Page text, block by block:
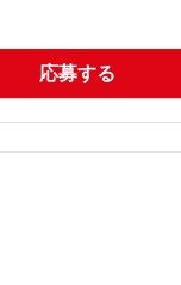
応募する